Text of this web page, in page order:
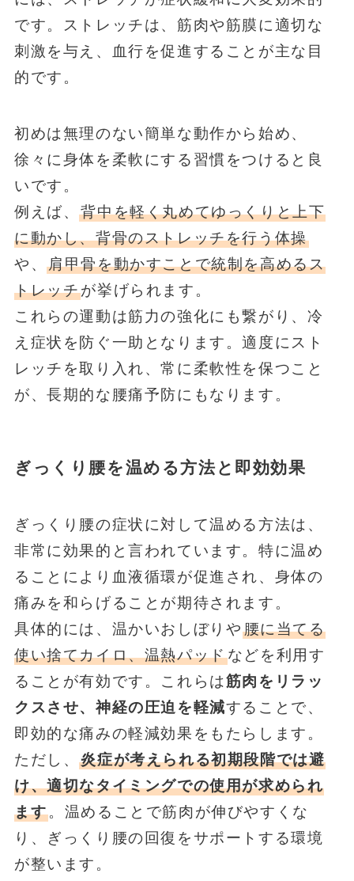
です。ストレッチは、筋肉や筋膜に適切な
刺激を与え、血行を促進することが主な目
的です。
初めは無理のない簡単な動作から始め、
徐々に身体を柔軟にする習慣をつけると良
いです。
例えば、背中を軽く丸めてゆっくりと上下
に動かし、背骨のストレッチを行う体操
や、肩甲骨を動かすことで統制を高めるス
トレッチが挙げられます。
これらの運動は筋力の強化にも繋がり、冷
え症状を防ぐ一助となります。適度にスト
レッチを取り入れ、常に柔軟性を保つこと
が、長期的な腰痛予防にもなります。
ぎっくり腰を温める方法と即効効果
ぎっくり腰の症状に対して温める方法は、
非常に効果的と言われています。特に温め
ることにより血液循環が促進され、身体の
痛みを和らげることが期待されます。
具体的には、温かいおしぼりや 腰に当てる
使い捨てカイロ、温熱パッドなどを利用す
ることが有効です。これらは筋肉をリラッ
クスさせ、神経の圧迫を軽減することで、
即効的な痛みの軽減効果をもたらします。
ただし、炎症が考えられる初期段階では避
け、適切なタイミングでの使用が求められ
ます。温めることで筋肉が伸びやすくな
り、ぎっくり腰の回復をサポートする環境
が整います。